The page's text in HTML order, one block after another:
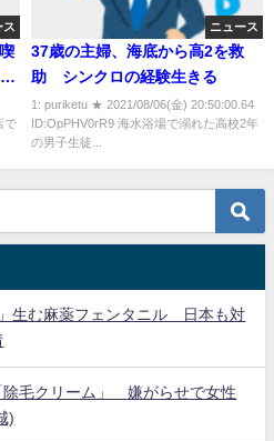
ス
で
ニュース
37歳の主婦、海底から高2を救
助 シンクロの経験生きる
1: puriketu ★ 2021/08/06(金) 20:50:00.64
ID:OpPHV0rR9 海水浴場で溺れた高校2年
の男子生徒...
生む麻薬フェンタニル 日本も対
除毛クリーム」 嫌がらせで女性
)